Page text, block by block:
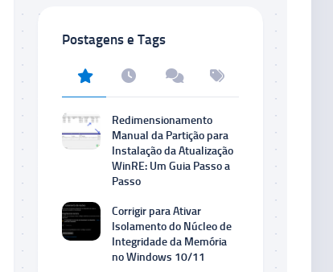
Postagens e Tags
Redimensionamento
Manual da Partição para
Instalação da Atualização
WinRE: Um Guia Passo a
Passo
Corrigir para Ativar
Isolamento do Núcleo de
Integridade da Memória
no Windows 10/11